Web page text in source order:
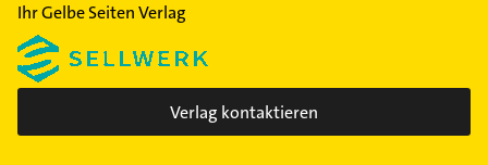
Ihr Gelbe Seiten Verlag
Verlag kontaktieren